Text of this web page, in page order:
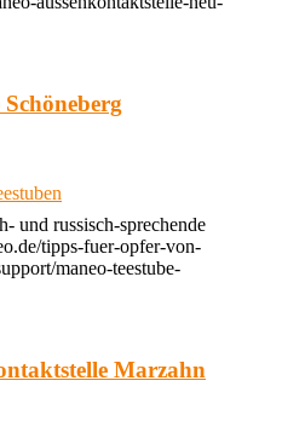
und russisch-sprechende
tipps-fuer-opfer-von-
maneo-teestube-
Marzahn